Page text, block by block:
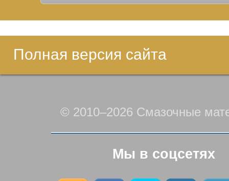
Полная версия сайта
© 2010–2026 Смазочные
Мы в соцсетях